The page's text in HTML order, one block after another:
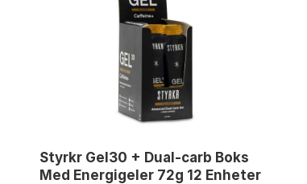
Styrkr Gel30 + Dual-carb Boks
Med Energigeler 72g 12 Enheter